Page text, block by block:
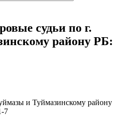
судьи по г.
району РБ:
и Туймазинскому району
7